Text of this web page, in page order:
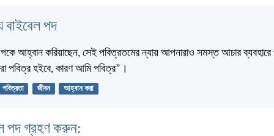
পদ
আহ্বান করিয়াছেন, সেই পবিত্রতমের ন্যায় আপনারাও সমস্ত আচার
পবিত্র হইবে, কারণ আমি পবিত্র”।
পবিত্রতা জীবন আহ্বান করা
পদ গ্রহণ করুন: